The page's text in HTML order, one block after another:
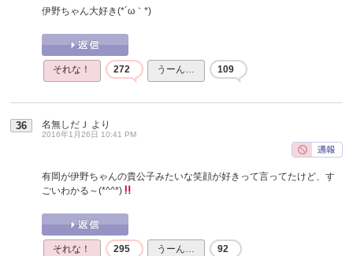
伊野ちゃん大好き(*´ω｀*)
それな！ 272 うーん… 109
36 名無しだＪ より
2016年1月26日 10:41 PM
有岡が伊野ちゃんの貴公子みたいな笑顔が好きって言ってたけど、す
ごいわかる～(*^^*)
それな！ 295 うーん… 92